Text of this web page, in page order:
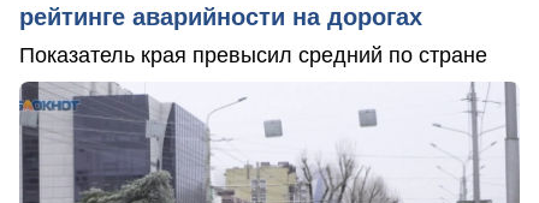
рейтинге аварийности на дорогах
Показатель края превысил средний по стране